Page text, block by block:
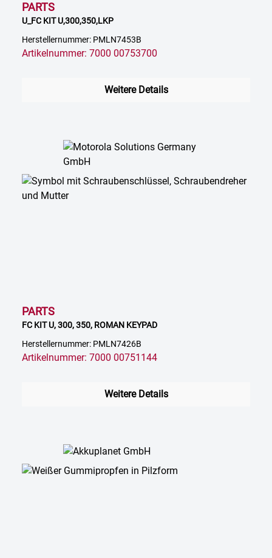
PARTS
U_FC KIT U,300,350,LKP
Herstellernummer: PMLN7453B
Artikelnummer: 7000 00753700
Weitere Details
PARTS
FC KIT U, 300, 350, ROMAN KEYPAD
Herstellernummer: PMLN7426B
Artikelnummer: 7000 00751144
Weitere Details